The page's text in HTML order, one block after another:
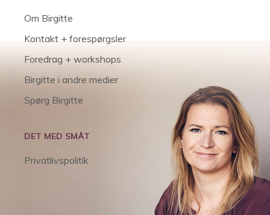
Om Birgitte
Kontakt + forespørgsler
Foredrag + workshops
Birgitte i andre medier
Spørg Birgitte
DET MED SMÅT
Privatlivspolitik